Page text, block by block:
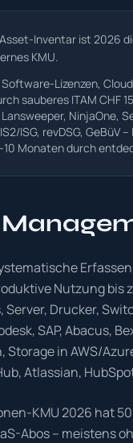
Inventar ist 2026
KMU.
Lizenzen,
sauberes ITAM CHF
NinjaOne,
ISG, revDSG, GeBüV
Monaten durch
Nutzung bis
Server, Drucker,
SAP, Abacus,
Storage in AWS/
Atlassian,
KMU 2026 hat
Abos – meistens